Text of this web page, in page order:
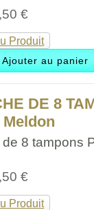
€
Produit
DE 8
8 tampons
€
Produit